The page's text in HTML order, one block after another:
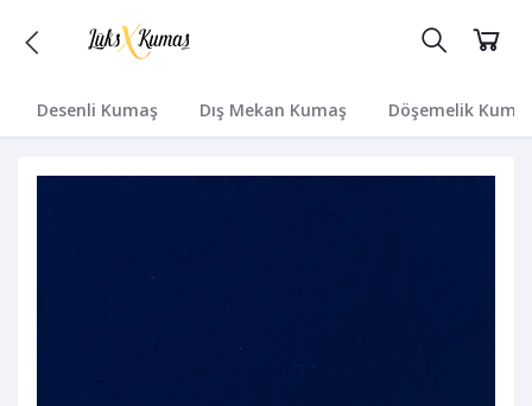
Desenli Kumaş Dış Mekan Kumaş Döşemelik